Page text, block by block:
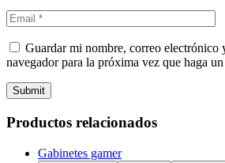
Guardar mi nombre, correo electrónico
navegador para la próxima vez que haga
Submit
Productos relacionados
Gabinetes gamer